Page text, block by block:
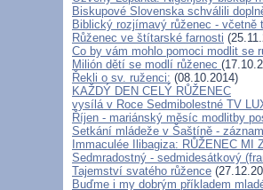
Biskupové Slovenska schválili
Biblický rozjímavý růženec -
Růženec ve štítarské farnosti
Co by vám mohlo pomoci modlit se
Milión dětí se modlí růženec
Řekli o sv. ruženci: (08.10.2014)
KAŽDÝ DEN CELÝ RŮŽENEC
vysílá v Roce Sedmibolestné TV
Říjen - mariánský měsíc modlitby
Setkání mládeže v Šaštíně -
Immaculée Ilibagiza: RŮŽENEC MI
Sedmradostný - sedmidesátkový
Tajemství svatého růžence
Buďme i my dobrým příkladem